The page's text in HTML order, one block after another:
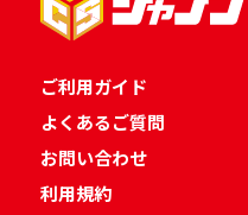
ご利用ガイド
よくあるご質問
お問い合わせ
利用規約